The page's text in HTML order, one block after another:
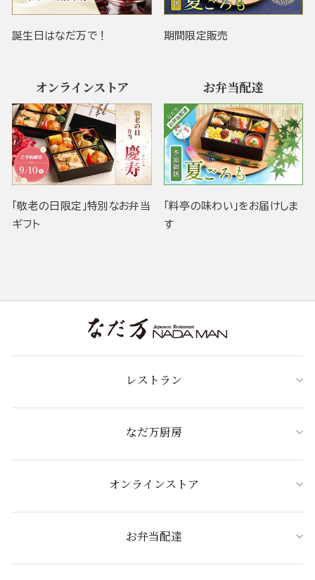
誕生日はなだ万で！ 期間限定販売
オンラインストア
「敬老の日限定」特別なお弁当
ギフト
お弁当配達
「料亭の味わい」をお届けしま
す
レストラン
なだ万厨房
オンラインストア
お弁当配達